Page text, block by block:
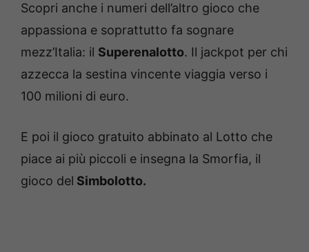
Scopri anche i numeri dell’altro gioco che
appassiona e soprattutto fa sognare
mezz’Italia: il Superenalotto. Il jackpot per chi
azzecca la sestina vincente viaggia verso i
100 milioni di euro.
E poi il gioco gratuito abbinato al Lotto che
piace ai più piccoli e insegna la Smorfia, il
gioco del Simbolotto.